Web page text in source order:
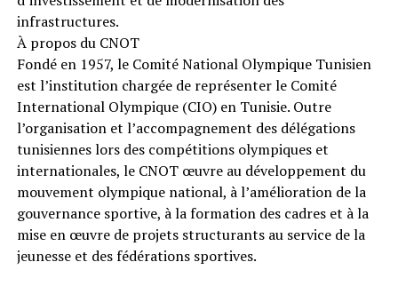
infrastructures.
À propos du CNOT
Fondé en 1957, le Comité National Olympique Tunisien
est l’institution chargée de représenter le Comité
International Olympique (CIO) en Tunisie. Outre
l’organisation et l’accompagnement des délégations
tunisiennes lors des compétitions olympiques et
internationales, le CNOT œuvre au développement du
mouvement olympique national, à l’amélioration de la
gouvernance sportive, à la formation des cadres et à la
mise en œuvre de projets structurants au service de la
jeunesse et des fédérations sportives.